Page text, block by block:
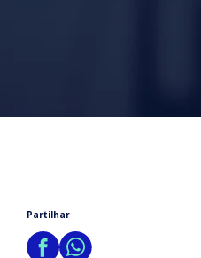
Partilhar